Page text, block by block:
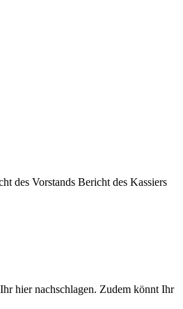
des Vorstands Bericht des Kassiers
hier nachschlagen. Zudem könnt Ihr